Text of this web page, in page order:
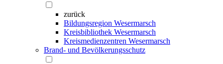
zurück
Bildungsregion Wesermarsch
Kreisbibliothek Wesermarsch
Kreismedienzentren Wesermarsch
Brand- und Bevölkerungsschutz